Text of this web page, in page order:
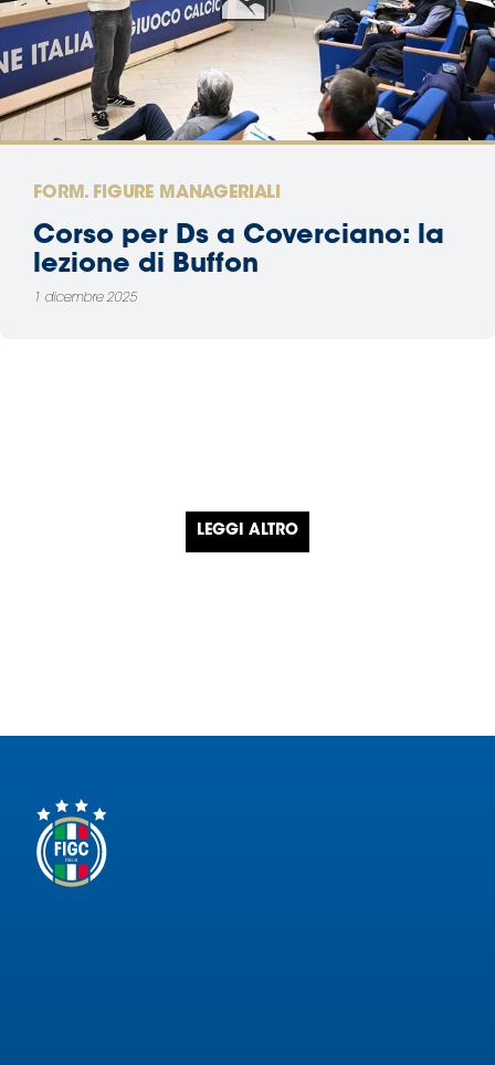
FORM. FIGURE MANAGERIALI
Corso per Ds a Coverciano: la
lezione di Buffon
1 dicembre 2025
LEGGI ALTRO